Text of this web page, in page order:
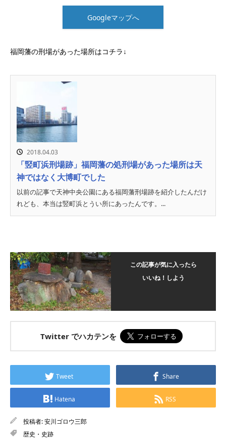
Googleマップへ
福岡藩の刑場があった場所はコチラ↓
2018.04.03
「竪町浜刑場跡」福岡藩の処刑場があった場所は天
神ではなく大博町でした
以前の記事で天神中央公園にある福岡藩刑場跡を紹介したんだけ
れども、本当は竪町浜とうい所にあったんです。...
この記事が気に入ったら
いいね！しよう
Twitter でハカテンを
Tweet Share
Hatena RSS
投稿者:安川ゴロウ三郎
歴史・史跡